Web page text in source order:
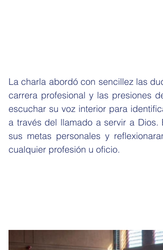
La charla abordó con sencillez las
carrera profesional y las presiones
escuchar su voz interior para
a través del llamado a servir a Dios.
sus metas personales y
cualquier profesión u oficio.